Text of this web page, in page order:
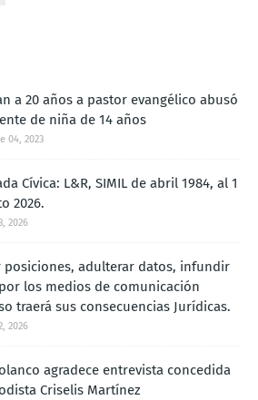
a 20 años a pastor evangélico abusó
de niña de 14 años
04, 2023
Cívica: L&R, SIMIL de abril 1984, al 1
2026.
2026
posiciones, adulterar datos, infundir
los medios de comunicación
traerá sus consecuencias Jurídicas.
2026
agradece entrevista concedida
Criselis Martínez